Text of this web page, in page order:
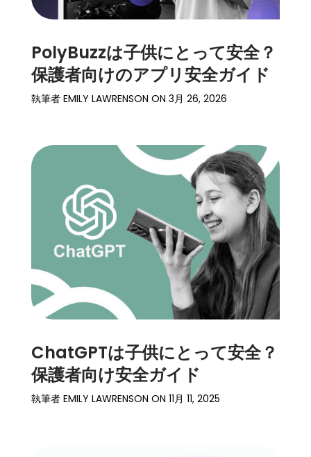
PolyBuzzは子供にとって安全？
保護者向けのアプリ安全ガイド
執筆者 EMILY LAWRENSON ON 3月 26, 2026
ChatGPTは子供にとって安全？
保護者向け安全ガイド
執筆者 EMILY LAWRENSON ON 11月 11, 2025